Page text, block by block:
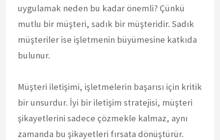
uygulamak neden bu kadar önemli? Çünkü
mutlu bir müşteri, sadık bir müşteridir. Sadık
müşteriler ise işletmenin büyümesine katkıda
bulunur.
Müşteri iletişimi, işletmelerin başarısı için kritik
bir unsurdur. İyi bir iletişim stratejisi, müşteri
şikayetlerini sadece çözmekle kalmaz, aynı
zamanda bu şikayetleri fırsata dönüştürür.